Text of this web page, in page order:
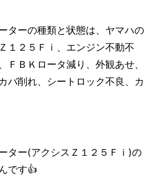
ターの種類と状態は、ヤマハの
１２５Ｆｉ、エンジン不動不
ＦＢＫロータ減り、外観あせ、
バ削れ、シートロック不良、カ
ター(アクシスＺ１２５Ｆｉ)の
です👍️